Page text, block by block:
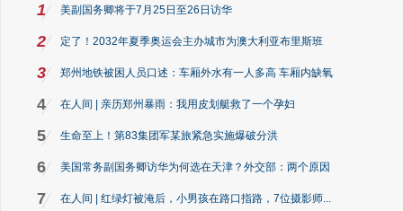
1 美副国务卿将于7月25日至26日访华
2 定了！2032年夏季奥运会主办城市为澳大利亚布里斯班
3 郑州地铁被困人员口述：车厢外水有一人多高 车厢内缺氧
4 在人间 | 亲历郑州暴雨：我用皮划艇救了一个孕妇
5 生命至上！第83集团军某旅紧急实施爆破分洪
6 美国常务副国务卿访华为何选在天津？外交部：两个原因
7 在人间 | 红绿灯被淹后，小男孩在路口指路，7位摄影师...